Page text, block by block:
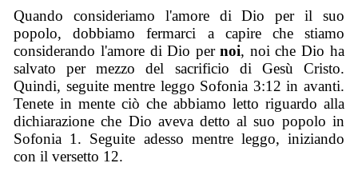
Quando consideriamo l'amore di Dio per il suo
popolo, dobbiamo fermarci a capire che stiamo
considerando l'amore di Dio pernoi, noi che Dio ha
salvato per mezzo del sacrificio di Gesù Cristo.
Quindi, seguite mentre leggo Sofonia 3:12 in avanti.
Tenete in mente ciò che abbiamo letto riguardo alla
dichiarazione che Dio aveva detto al suo popolo in
Sofonia 1. Seguite adesso mentre leggo, iniziando
con il versetto 12.